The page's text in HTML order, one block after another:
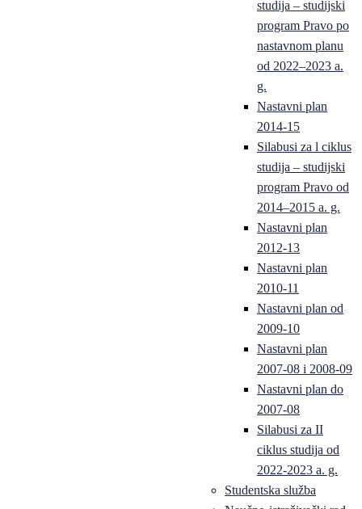
studija – studijski
program Pravo po
nastavnom planu
od 2022–2023 a.
g.
Nastavni plan
2014-15
Silabusi za l ciklus
studija – studijski
program Pravo od
2014–2015 a. g.
Nastavni plan
2012-13
Nastavni plan
2010-11
Nastavni plan od
2009-10
Nastavni plan
2007-08 i 2008-09
Nastavni plan do
2007-08
Silabusi za II
ciklus studija od
2022-2023 a. g.
Studentska služba